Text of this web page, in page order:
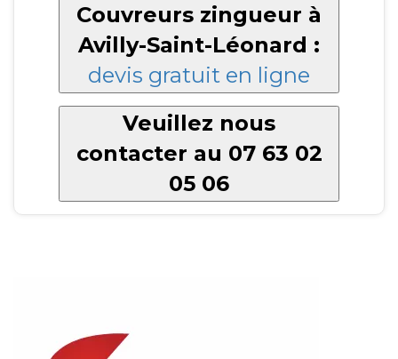
Couvreurs zingueur à
Avilly-Saint-Léonard :
devis gratuit en ligne
Veuillez nous
contacter au 07 63 02
05 06